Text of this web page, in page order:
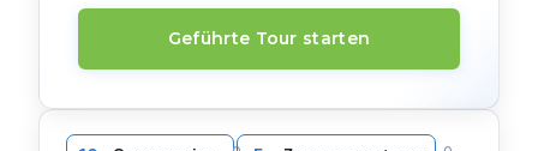
Geführte Tour starten